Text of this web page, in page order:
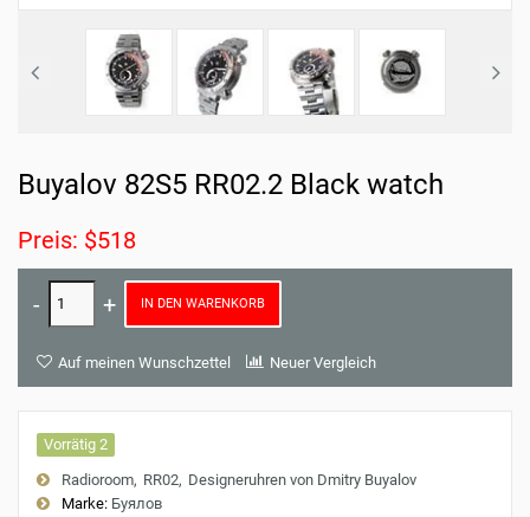
Buyalov 82S5 RR02.2 Black watch
Preis: $518
IN DEN WARENKORB
Auf meinen Wunschzettel Neuer Vergleich
Vorrätig 2
Radioroom RR02 Designeruhren von Dmitry Buyalov
Marke: Буялов